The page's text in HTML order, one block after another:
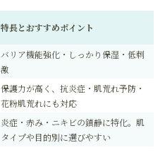
特長とおすすめポイント
バリア機能強化・しっかり保湿・低刺
激
保護力が高く、抗炎症・肌荒れ予防・
花粉肌荒れにも対応
炎症・赤み・ニキビの鎮静に特化。肌
タイプや目的別に選びやすい